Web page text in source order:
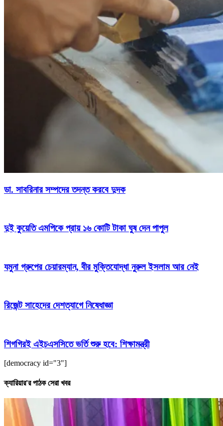
ডা. সাবরিনার সম্পদের তদন্ত করবে দুদক
দুই কুয়েতি এমপিকে প্রায় ১৬ কোটি টাকা ঘুষ দেন পাপুল
যমুনা গ্রুপের চেয়ারম্যান, বীর মুক্তিযোদ্ধা নুরুল ইসলাম আর নেই
রিজেন্ট সাহেদের দেশত্যাগে নিষেধাজ্ঞা
শিগগিরই এইচএসসিতে ভর্তি শুরু হবে: শিক্ষামন্ত্রী
[democracy id="3"]
ক্যারিয়ার'র পাঠক সেরা খবর